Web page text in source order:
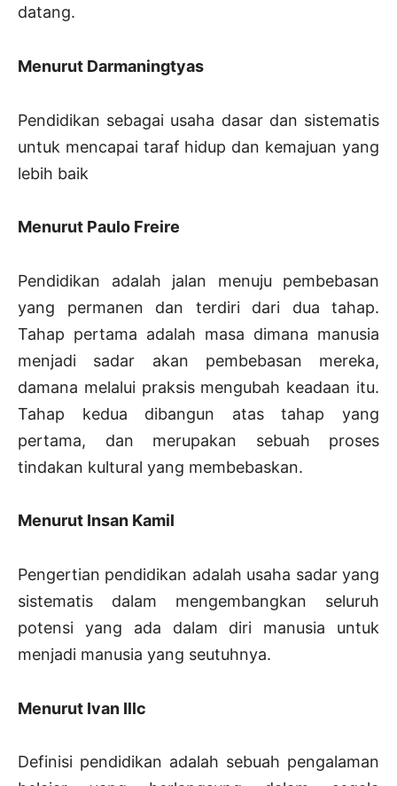
datang.
Menurut Darmaningtyas
Pendidikan sebagai usaha dasar dan sistematis
untuk mencapai taraf hidup dan kemajuan yang
lebih baik
Menurut Paulo Freire
Pendidikan adalah jalan menuju pembebasan
yang permanen dan terdiri dari dua tahap.
Tahap pertama adalah masa dimana manusia
menjadi sadar akan pembebasan mereka,
damana melalui praksis mengubah keadaan itu.
Tahap kedua dibangun atas tahap yang
pertama, dan merupakan sebuah proses
tindakan kultural yang membebaskan.
Menurut Insan Kamil
Pengertian pendidikan adalah usaha sadar yang
sistematis dalam mengembangkan seluruh
potensi yang ada dalam diri manusia untuk
menjadi manusia yang seutuhnya.
Menurut Ivan Illc
Definisi pendidikan adalah sebuah pengalaman